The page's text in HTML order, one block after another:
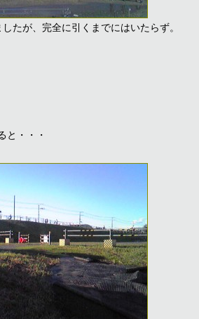
たが、完全に引くまでにはいたらず。
と・・・